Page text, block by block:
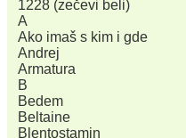
1228 (zečevi beli)
A
Ako imaš s kim i gde
Andrej
Armatura
B
Bedem
Beltaine
Blentostamin